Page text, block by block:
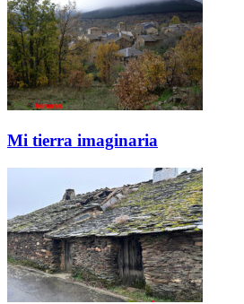
Mi tierra imaginaria